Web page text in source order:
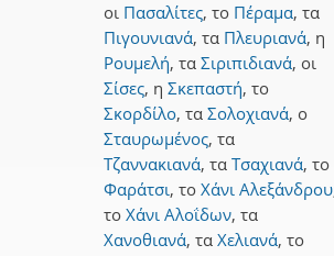
οι Πασαλίτες, το Πέραμα, τα
Πιγουνιανά, τα Πλευριανά, η
Ρουμελή, τα Σιριπιδιανά, οι
Σίσες, η Σκεπαστή, το
Σκορδίλο, τα Σολοχιανά, ο
Σταυρωμένος, τα
Τζαννακιανά, τα Τσαχιανά, το
Φαράτσι, το Χάνι Αλεξάνδρου
το Χάνι Αλοΐδων, τα
Χανοθιανά, τα Χελιανά, το